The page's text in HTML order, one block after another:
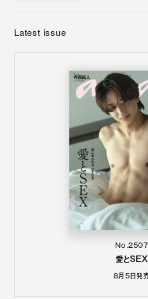
Latest issue
No.2507
愛とSEX
8月5日発